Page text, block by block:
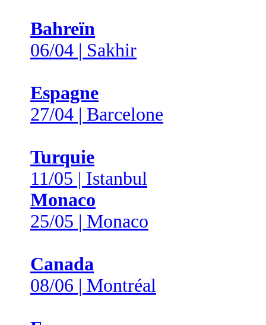
Bahreïn
06/04 | Sakhir
Espagne
27/04 | Barcelone
Turquie
11/05 | Istanbul
Monaco
25/05 | Monaco
Canada
08/06 | Montréal